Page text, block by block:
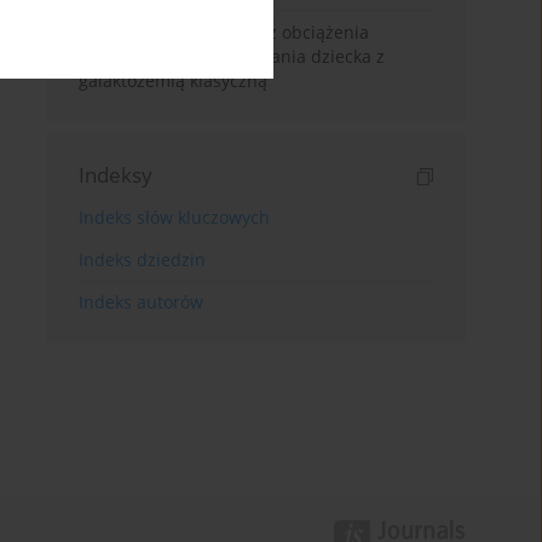
Lęk i stres rodziców oraz obciążenia
wynikające z wychowywania dziecka z
galaktozemią klasyczną
Indeksy
Indeks słów kluczowych
Indeks dziedzin
Indeks autorów